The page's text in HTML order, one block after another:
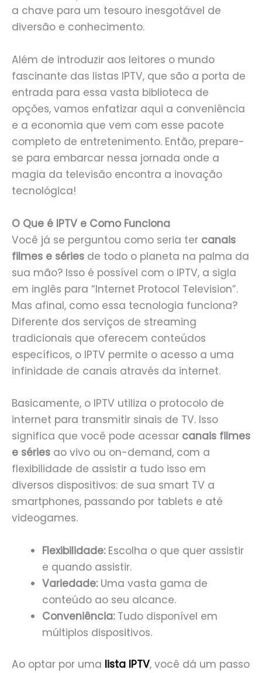
a chave para um tesouro inesgotável de
diversão e conhecimento.
Além de introduzir aos leitores o mundo
fascinante das listas IPTV, que são a porta de
entrada para essa vasta biblioteca de
opções, vamos enfatizar aqui a conveniência
e a economia que vem com esse pacote
completo de entretenimento. Então, prepare-
se para embarcar nessa jornada onde a
magia da televisão encontra a inovação
tecnológica!
O Que é IPTV e Como Funciona
Você já se perguntou como seria ter canais
filmes e séries de todo o planeta na palma da
sua mão? Isso é possível com o IPTV, a sigla
em inglês para “Internet Protocol Television”.
Mas afinal, como essa tecnologia funciona?
Diferente dos serviços de streaming
tradicionais que oferecem conteúdos
específicos, o IPTV permite o acesso a uma
infinidade de canais através da internet.
Basicamente, o IPTV utiliza o protocolo de
internet para transmitir sinais de TV. Isso
significa que você pode acessar canais filmes
e séries ao vivo ou on-demand, com a
flexibilidade de assistir a tudo isso em
diversos dispositivos: de sua smart TV a
smartphones, passando por tablets e até
videogames.
Flexibilidade:Escolha o que quer assistir
e quando assistir.
Variedade:Uma vasta gama de
conteúdo ao seu alcance.
Conveniência:Tudo disponível em
múltiplos dispositivos.
Ao optar por uma lista IPTV, você dá um passo